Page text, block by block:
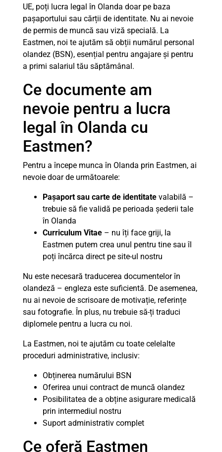
UE, poți lucra legal în Olanda doar pe baza
pașaportului sau cărții de identitate. Nu ai nevoie
de permis de muncă sau viză specială. La
Eastmen, noi te ajutăm să obții numărul personal
olandez (BSN), esențial pentru angajare și pentru
a primi salariul tău săptămânal.
Ce documente am
nevoie pentru a lucra
legal în Olanda cu
Eastmen?
Pentru a începe munca în Olanda prin Eastmen, ai
nevoie doar de următoarele:
Pașaport sau carte de identitate valabilă –
trebuie să fie validă pe perioada șederii tale
în Olanda
Curriculum Vitae – nu îți face griji, la
Eastmen putem crea unul pentru tine sau îl
poți încărca direct pe site-ul nostru
Nu este necesară traducerea documentelor în
olandeză – engleza este suficientă. De asemenea,
nu ai nevoie de scrisoare de motivație, referințe
sau fotografie. În plus, nu trebuie să-ți traduci
diplomele pentru a lucra cu noi.
La Eastmen, noi te ajutăm cu toate celelalte
proceduri administrative, inclusiv:
Obținerea numărului BSN
Oferirea unui contract de muncă olandez
Posibilitatea de a obține asigurare medicală
prin intermediul nostru
Suport administrativ complet
Ce oferă Eastmen